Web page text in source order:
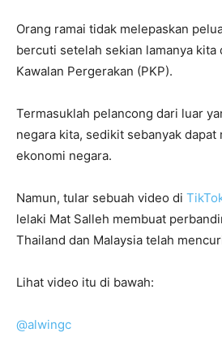
Orang ramai tidak melepaskan
bercuti setelah sekian lamanya kita
Kawalan Pergerakan (PKP).
Termasuklah pelancong dari luar
negara kita, sedikit sebanyak dapat
ekonomi negara.
Namun, tular sebuah video di
lelaki Mat Salleh membuat
Thailand dan Malaysia telah
Lihat video itu di bawah:
@alwingc